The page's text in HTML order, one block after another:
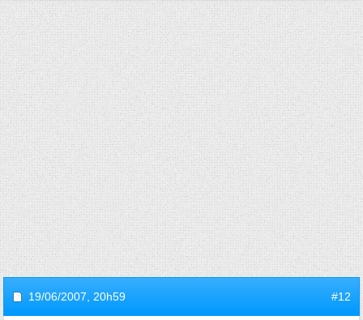
19/06/2007, 20h59 #12